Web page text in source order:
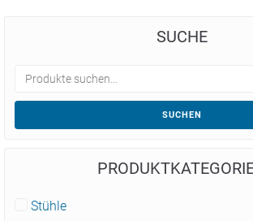
SUCHE
SUCHEN
Stühle